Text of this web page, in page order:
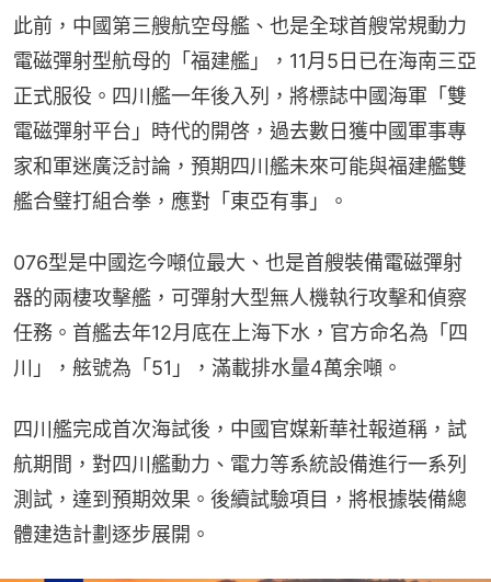
此前，中國第三艘航空母艦、也是全球首艘常規動力
電磁彈射型航母的「福建艦」，11月5日已在海南三亞
正式服役。四川艦一年後入列，將標誌中國海軍「雙
電磁彈射平台」時代的開啓，過去數日獲中國軍事專
家和軍迷廣泛討論，預期四川艦未來可能與福建艦雙
艦合璧打組合拳，應對「東亞有事」。
076型是中國迄今噸位最大、也是首艘裝備電磁彈射
器的兩棲攻擊艦，可彈射大型無人機執行攻擊和偵察
任務。首艦去年12月底在上海下水，官方命名為「四
川」，舷號為「51」，滿載排水量4萬余噸。
四川艦完成首次海試後，中國官媒新華社報道稱，試
航期間，對四川艦動力、電力等系統設備進行一系列
測試，達到預期效果。後續試驗項目，將根據裝備總
體建造計劃逐步展開。